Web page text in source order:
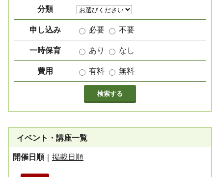
分類
申し込み 必要 不要
一時保育 あり なし
費用 有料 無料
イベント・講座一覧
開催日順｜ 掲載日順